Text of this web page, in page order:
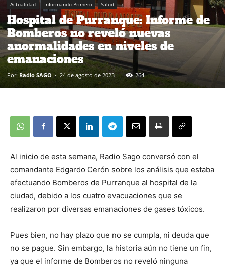
Actualidad Informando Primero Salud
Hospital de Purranque: Informe de
Bomberos no reveló nuevas
anormalidades en niveles de
emanaciones
Por Radio SAGO - 24 de agosto de 2023 264
Al inicio de esta semana, Radio Sago conversó con el
comandante Edgardo Cerón sobre los análisis que estaba
efectuando Bomberos de Purranque al hospital de la
ciudad, debido a los cuatro evacuaciones que se
realizaron por diversas emanaciones de gases tóxicos.
Pues bien, no hay plazo que no se cumpla, ni deuda que
no se pague. Sin embargo, la historia aún no tiene un fin,
ya que el informe de Bomberos no reveló ninguna